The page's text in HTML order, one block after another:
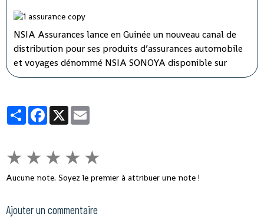
NSIA Assurances lance en Guinée un nouveau canal de
distribution pour ses produits d’assurances automobile
et voyages dénommé NSIA SONOYA disponible sur
WhatsApp. En recourant par messages à la souscription
leurs contrats d’assurances directement chez eux.
PartagerFacebook
X
★ ★ ★ ★ ★
Aucune note. Soyez le premier à attribuer une note !
Ajouter un commentaire